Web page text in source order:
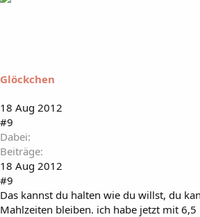
Glöckchen
18 Aug 2012
#9
Dabei
Beiträge
18 Aug 2012
#9
Das kannst du halten wie du willst, du
Mahlzeiten bleiben. ich habe jetzt mit